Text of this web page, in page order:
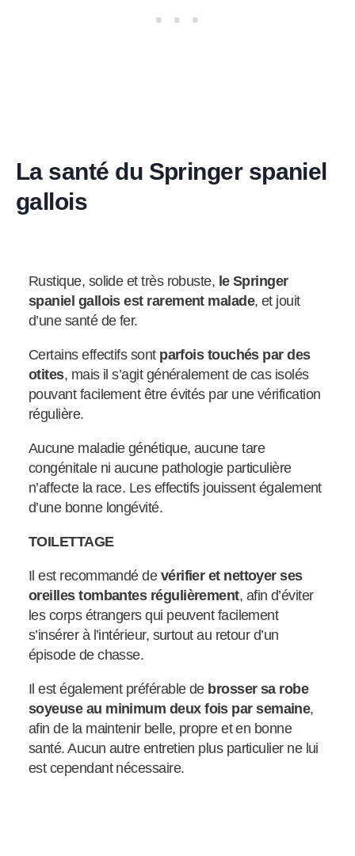
La santé du Springer spaniel
gallois
Rustique, solide et très robuste, le Springer
spaniel gallois est rarement malade, et jouit
d’une santé de fer.
Certains effectifs sontparfois touchés par des
otites, mais il s’agit généralement de cas isolés
pouvant facilement être évités par une vérification
régulière.
Aucune maladie génétique, aucune tare
congénitale ni aucune pathologie particulière
n’affecte la race. Les effectifs jouissent également
d’une bonne longévité.
TOILETTAGE
Il est recommandé de vérifier et nettoyer ses
oreilles tombantes régulièrement, afin d’éviter
les corps étrangers qui peuvent facilement
s’insérer à l’intérieur, surtout au retour d’un
épisode de chasse.
Il est également préférable de brosser sa robe
soyeuse au minimum deux fois par semaine,
afin de la maintenir belle, propre et en bonne
santé. Aucun autre entretien plus particulier ne lui
est cependant nécessaire.